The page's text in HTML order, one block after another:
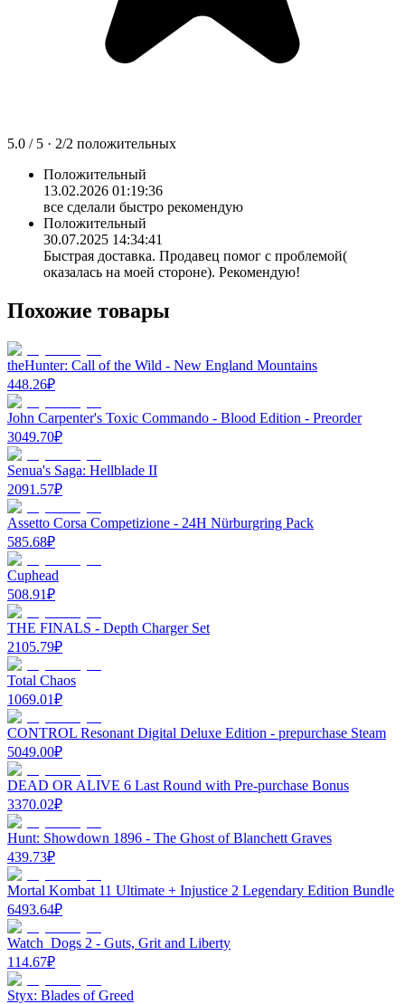
5.0 / 5 · 2/2 положительных
Положительный
13.02.2026 01:19:36
все сделали быстро рекомендую
Положительный
30.07.2025 14:34:41
Быстрая доставка. Продавец помог с проблемой(
оказалась на моей стороне). Рекомендую!
Похожие товары
theHunter: Call of the Wild - New England Mountains
448.26₽
John Carpenter's Toxic Commando - Blood Edition - Preorder
3049.70₽
Senua's Saga: Hellblade II
2091.57₽
Assetto Corsa Competizione - 24H Nürburgring Pack
585.68₽
Cuphead
508.91₽
THE FINALS - Depth Charger Set
2105.79₽
Total Chaos
1069.01₽
CONTROL Resonant Digital Deluxe Edition - prepurchase Steam
5049.00₽
DEAD OR ALIVE 6 Last Round with Pre-purchase Bonus
3370.02₽
Hunt: Showdown 1896 - The Ghost of Blanchett Graves
439.73₽
Mortal Kombat 11 Ultimate + Injustice 2 Legendary Edition Bundle
6493.64₽
Watch_Dogs 2 - Guts, Grit and Liberty
114.67₽
Styx: Blades of Greed